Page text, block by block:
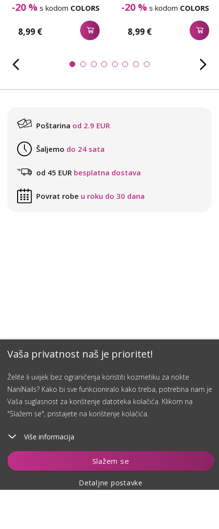
Vaša privatnost naš je prioritet!
Želite li uvijek bez ograničenja koristiti kozmetiku za nokte
NaniNails? Kako bi sve funkcioniralo kako treba, potrebna nam je
Vaša suglasnost za korištenje datoteka kolačića. Klikom na
"Slažem se", pristajete na korištenje kolačića.
Više informacija
Slažem se
Detaljne postavke
Dodaj u košaricu
-20 % s kodom COLORS
8,99 €
-20 % s kodom COLORS
8,99 €
Poštarina od 2.9 EUR
Šaljemo do 24 sata
od 45 EUR besplatna dostava
Povrat robe u roku do 30 dana